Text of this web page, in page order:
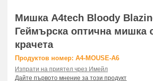
Мишка A4tech Bloody
Геймърска оптична мишка
крачета
Продуктов номер: A4-MOUSE-A6
Изпрати на приятел чрез Имейл
Дайте първото мнение за този продукт